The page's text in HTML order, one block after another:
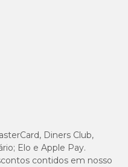
Diners Club,
Elo e Apple Pay.
contidos em nosso